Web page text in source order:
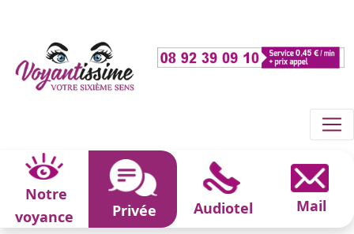
Notre
voyance
Privée Audiotel Mail